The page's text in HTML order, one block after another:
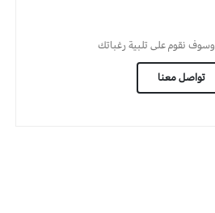
وسوف نقوم على تلبية رغباتك
تواصل معنا